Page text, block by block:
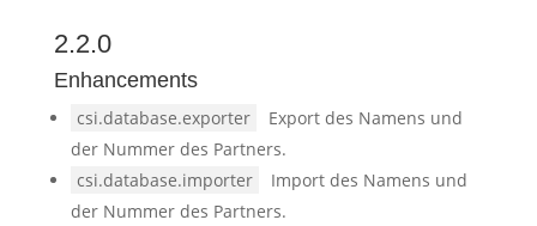
2.2.0
Enhancements
csi.database.exporter
Export des Namens und
der Nummer des Partners.
csi.database.importer
Import des Namens und
der Nummer des Partners.